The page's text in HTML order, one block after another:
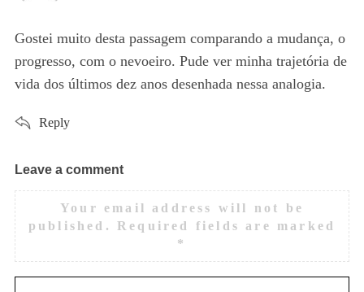
s
:
Gostei muito desta passagem comparando a mudança, o
progresso, com o nevoeiro. Pude ver minha trajetória de
vida dos últimos dez anos desenhada nessa analogia.
Reply
L
e
a
v
e
Leave a comment
Your email address will not be
published.
Required fields are marked
*